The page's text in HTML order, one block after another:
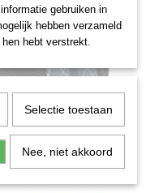
gebruiken in
hebben verzameld
hebt verstrekt.
Selectie toestaan
Nee, niet akkoord